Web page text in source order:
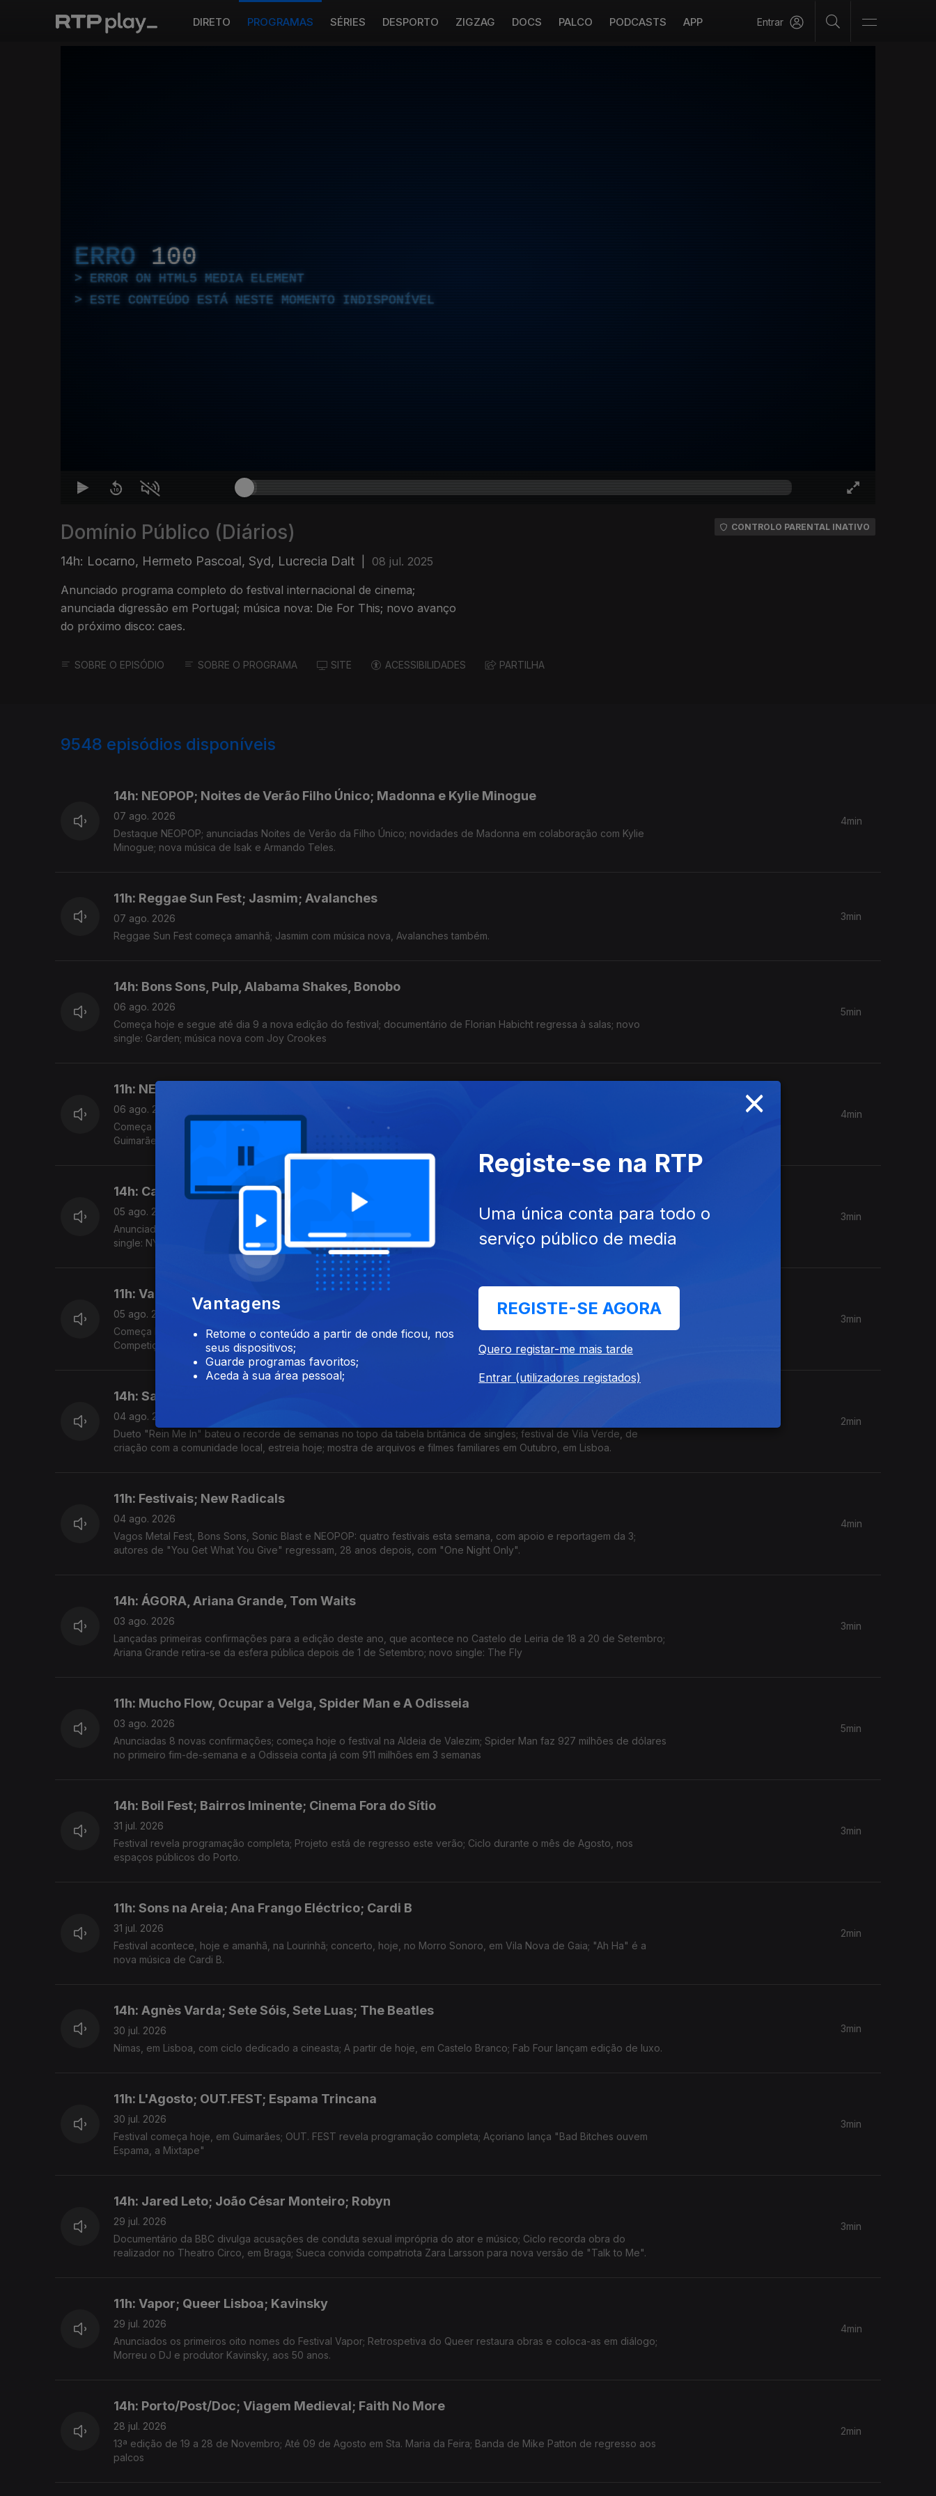
DIRETO PROGRAMAS SÉRIES DESPORTO ZIGZAG DOCS PALCO PODCASTS APP Entrar
ERRO 100
ERROR ON HTML5 MEDIA ELEMENT
ESTE CONTEÚDO ESTÁ NESTE MOMENTO INDISPONÍVEL
Domínio Público (Diários)
14h: Locarno, Hermeto Pascoal, Syd, Lucrecia Dalt 08 jul. 2025
Anunciado programa completo do festival internacional de cinema;
anunciada digressão em Portugal; música nova: Die For This; novo avanço
do próximo disco: caes.
CONTROLO PARENTAL INATIVO
SOBRE O EPISÓDIO SOBRE O PROGRAMA SITE ACESSIBILIDADES PARTILHA
9548 episódios disponíveis
14h: NEOPOP; Noites de Verão Filho Único; Madonna e Kylie Minogue
07 ago. 2026
Destaque NEOPOP; anunciadas Noites de Verão da Filho Único; novidades de Madonna em colaboração com Kylie
Minogue; nova música de Isak e Armando Teles.
4min
11h: Reggae Sun Fest; Jasmim; Avalanches
07 ago. 2026
Reggae Sun Fest começa amanhã; Jasmim com música nova, Avalanches também.
3min
14h: Bons Sons, Pulp, Alabama Shakes, Bonobo
06 ago. 2026
Começa hoje e segue até dia 9 a nova edição do festival; documentário de Florian Habicht regressa à salas; novo
single: Garden; música nova com Joy Crookes
5min
11h: NEOPOP, Sonic Blast, Vai-m’à Banda
06 ago. 2026
Começa hoje a edição de celebração de 20 anos; primeiro dia do festival; anunciado programa para 29 de Agosto, em
Guimarães
4min
14h: Capitólio e Teatro Variedades, Ted Lasso, Mykki Blanco
05 ago. 2026
Anunciada programação da temporada Set - Dez; primeiro episódioda da 4ª temporada da série chega hoje; novo
single: NYC Dogs
3min
11h: Vagos Metal Fest, Locarno, Spider-Man
05 ago. 2026
Começa hoje o festival na Quinta do Ega; 1º dia do festival de cinema, que conta com “O Jacaré”, de Basil da Cunha, na
Competição Internacional; filme ultrapassa 1 bilião de dólares de receita
3min
14h: Sam Fender & Olivia Dean; Cartografias; Traça
04 ago. 2026
Dueto "Rein Me In" bateu o recorde de semanas no topo da tabela britânica de singles; festival de Vila Verde, de
criação com a comunidade local, estreia hoje; mostra de arquivos e filmes familiares em Outubro, em Lisboa.
2min
11h: Festivais; New Radicals
04 ago. 2026
Vagos Metal Fest, Bons Sons, Sonic Blast e NEOPOP: quatro festivais esta semana, com apoio e reportagem da 3;
autores de "You Get What You Give" regressam, 28 anos depois, com "One Night Only".
4min
14h: ÁGORA, Ariana Grande, Tom Waits
03 ago. 2026
Lançadas primeiras confirmações para a edição deste ano, que acontece no Castelo de Leiria de 18 a 20 de Setembro;
Ariana Grande retira-se da esfera pública depois de 1 de Setembro; novo single: The Fly
3min
11h: Mucho Flow, Ocupar a Velga, Spider Man e A Odisseia
03 ago. 2026
Anunciadas 8 novas confirmações; começa hoje o festival na Aldeia de Valezim; Spider Man faz 927 milhões de dólares
no primeiro fim-de-semana e a Odisseia conta já com 911 milhões em 3 semanas
5min
14h: Boil Fest; Bairros Iminente; Cinema Fora do Sítio
31 jul. 2026
Festival revela programação completa; Projeto está de regresso este verão; Ciclo durante o mês de Agosto, nos
espaços públicos do Porto.
3min
11h: Sons na Areia; Ana Frango Eléctrico; Cardi B
31 jul. 2026
Festival acontece, hoje e amanhã, na Lourinhã; concerto, hoje, no Morro Sonoro, em Vila Nova de Gaia; "Ah Ha" é a
nova música de Cardi B.
2min
14h: Agnès Varda; Sete Sóis, Sete Luas; The Beatles
30 jul. 2026
Nimas, em Lisboa, com ciclo dedicado a cineasta; A partir de hoje, em Castelo Branco; Fab Four lançam edição de luxo.
3min
11h: L'Agosto; OUT.FEST; Espama Trincana
30 jul. 2026
Festival começa hoje, em Guimarães; OUT. FEST revela programação completa; Açoriano lança "Bad Bitches ouvem
Espama, a Mixtape"
3min
14h: Jared Leto; João César Monteiro; Robyn
29 jul. 2026
Documentário da BBC divulga acusações de conduta sexual imprópria do ator e músico; Ciclo recorda obra do
realizador no Theatro Circo, em Braga; Sueca convida compatriota Zara Larsson para nova versão de "Talk to Me".
3min
11h: Vapor; Queer Lisboa; Kavinsky
29 jul. 2026
Anunciados os primeiros oito nomes do Festival Vapor; Retrospetiva do Queer restaura obras e coloca-as em diálogo;
Morreu o DJ e produtor Kavinsky, aos 50 anos.
4min
14h: Porto/Post/Doc; Viagem Medieval; Faith No More
28 jul. 2026
13ª edição de 19 a 28 de Novembro; Até 09 de Agosto em Sta. Maria da Feira; Banda de Mike Patton de regresso aos
palcos
2min
×
Vantagens
Retome o conteúdo a partir de onde ficou, nos
seus dispositivos;
Guarde programas favoritos;
Aceda à sua área pessoal;
Registe-se na RTP
Uma única conta para todo o
serviço público de media
REGISTE-SE AGORA
Quero registar-me mais tarde
Entrar (utilizadores registados)